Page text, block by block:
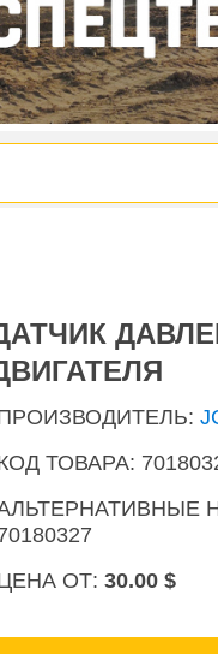
ТОВАРА:
ОТ: 30.00 $